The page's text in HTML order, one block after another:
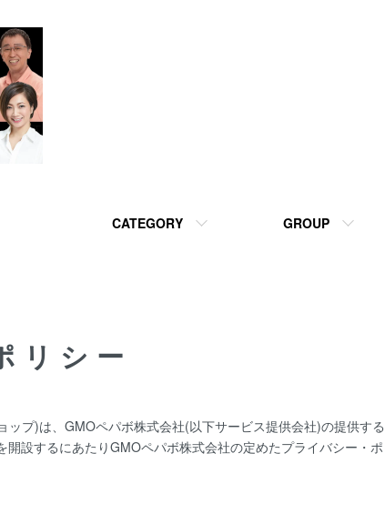
CATEGORY GROUP
リシー
プ)は、 GMOペパボ株式会社(以下サービス提供会社)の提供す
設するにあたりGMOペパボ株式会社の定めたプライバシー・